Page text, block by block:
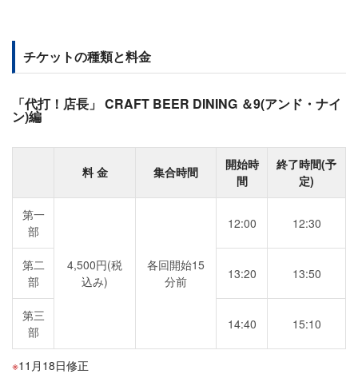
チケットの種類と料金
「代打！店長」 CRAFT BEER DINING ＆9(アンド・ナイ
ン)編
料 金 集合時間
開始時
間
終了時間(予
定)
第一
部
4,500円(税
込み)
各回開始15
分前
12:00 12:30
第二
部
13:20 13:50
第三
部
14:40 15:10
11月18日修正